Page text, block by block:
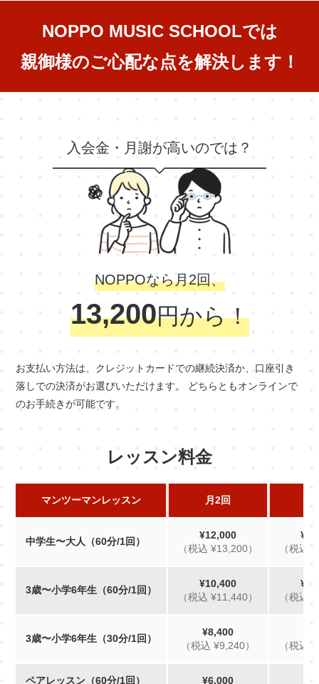
NOPPO MUSIC SCHOOLでは
親御様のご心配な点を解決します！
入会金・月謝が高いのでは？
NOPPOなら月2回、
13,200円から！
お支払い方法は、クレジットカードでの継続決済か、口座引き
落しでの決済がお選びいただけます。 どちらともオンラインで
のお手続きが可能です。
レッスン料金
マンツーマンレッスン 月2回
中学生〜大人（60分/1回）
¥12,000
（税込 ¥13,200）
（税込
3歳〜小学6年生（60分/1回）
¥10,400
（税込 ¥11,440）
（税込
3歳〜小学6年生（30分/1回）
¥8,400
（税込 ¥9,240）
（税込
ペアレッスン（60分/1回） ¥6,000